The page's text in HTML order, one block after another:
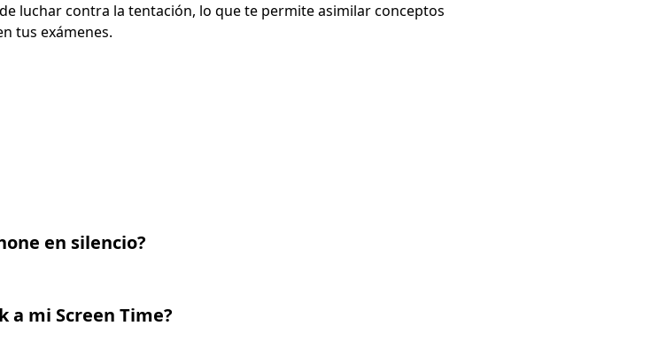
luchar contra la tentación, lo que te permite asimilar conceptos
tus exámenes.
en silencio?
a mi Screen Time?